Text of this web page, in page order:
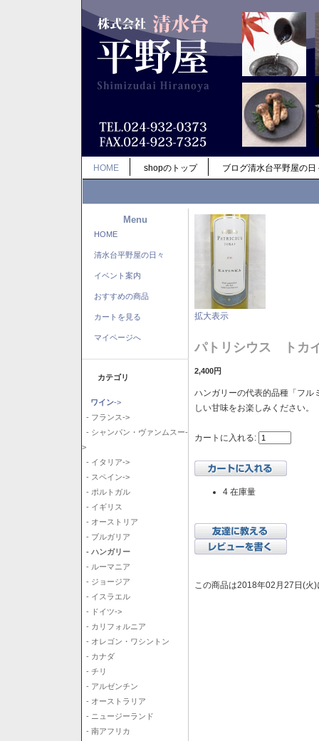
HOME shopのトップ ブログ清水台平野屋の日
Menu
HOME
清水台平野屋の日々
イベント案内
おすすめの商品
カートを見る
マイページへ
カテゴリ
ワイン->
- フランス->
- シャンパン・ヴァンムスー-
>
- イタリア->
- スペイン->
- ポルトガル
- イギリス
- オーストリア
- ブルガリア
- ハンガリー
- ルーマニア
- ジョージア
- イスラエル
- ドイツ->
- カリフォルニア
- オレゴン・ワシントン
- カナダ
- チリ
- アルゼンチン
- オーストラリア
- ニュージーランド
- 南アフリカ
拡大表示
パトリシウス トカ
2,400円
ハンガリーの代表的品種「フル
しい甘味をお楽しみください。
カートに入れる:
4 在庫量
この商品は2018年02月27日(火